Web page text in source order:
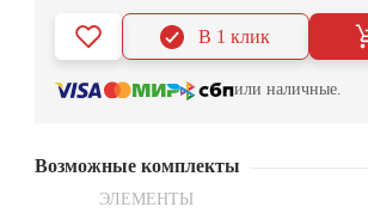
В 1 клик
или наличные.
Возможные комплекты
ЭЛЕМЕНТЫ